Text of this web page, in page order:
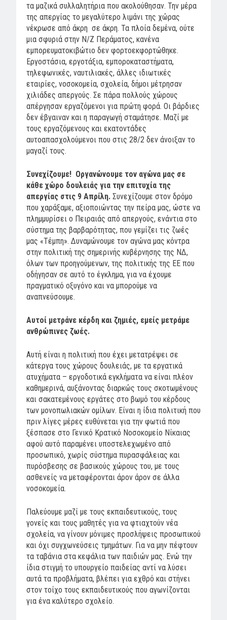
τα μαζικά συλλαλητήρια που ακολούθησαν. Την μέρα
της απεργίας το μεγαλύτερο λιμάνι της χώρας
νέκρωσε από άκρη σε άκρη. Τα πλοία δεμένα, ούτε
μια σφυριά στην Ν/Ζ Περάματος, κανένα
εμπορευματοκιβώτιο δεν φορτοεκφορτώθηκε.
Εργοστάσια, εργοτάξια, εμποροκαταστήματα,
τηλεφωνικές, ναυτιλιακές, άλλες ιδιωτικές
εταιρίες, νοσοκομεία, σχολεία, δήμοι μέτρησαν
χιλιάδες απεργούς. Σε πάρα πολλούς χώρους
απέργησαν εργαζόμενοι για πρώτη φορά. Οι βάρδιες
δεν έβγαιναν και η παραγωγή σταμάτησε. Μαζί με
τους εργαζόμενους και εκατοντάδες
αυτοαπασχολούμενοι που στις 28/2 δεν άνοιξαν το
μαγαζί τους.
Συνεχίζουμε! Οργανώνουμε τον αγώνα μας σε
κάθε χώρο δουλειάς για την επιτυχία της
απεργίας στις 9 Απρίλη. Συνεχίζουμε στον δρόμο
που χαράξαμε, αξιοποιώντας την πείρα μας, ώστε να
πλημμυρίσει ο Πειραιάς από απεργούς, ενάντια στο
σύστημα της βαρβαρότητας, που γεμίζει τις ζωές
μας «Τέμπη». Δυναμώνουμε τον αγώνα μας κόντρα
στην πολιτική της σημερινής κυβέρνησης της ΝΔ,
όλων των προηγούμενων, της πολιτικής της ΕΕ που
οδήγησαν σε αυτό το έγκλημα, για να έχουμε
πραγματικό οξυγόνο και να μπορούμε να
αναπνεύσουμε.
Αυτοί μετράνε κέρδη και ζημιές, εμείς μετράμε
ανθρώπινες ζωές.
Αυτή είναι η πολιτική που έχει μετατρέψει σε
κάτεργα τους χώρους δουλειάς, με τα εργατικά
ατυχήματα – εργοδοτικά εγκλήματα να είναι πλέον
καθημερινά, αυξάνοντας διαρκώς τους σκοτωμένους
και σακατεμένους εργάτες στο βωμό του κέρδους
των μονοπωλιακών ομίλων. Είναι η ίδια πολιτική που
πριν λίγες μέρες ευθύνεται για την φωτιά που
ξέσπασε στο Γενικό Κρατικό Νοσοκομείο Νίκαιας
αφού αυτό παραμένει υποστελεχωμένο από
προσωπικό, χωρίς σύστημα πυρασφάλειας και
πυρόσβεσης σε βασικούς χώρους του, με τους
ασθενείς να μεταφέρονται άρον άρον σε άλλα
νοσοκομεία.
Παλεύουμε μαζί με τους εκπαιδευτικούς, τους
γονείς και τους μαθητές για να φτιαχτούν νέα
σχολεία, να γίνουν μόνιμες προσλήψεις προσωπικού
και όχι συγχωνεύσεις τμημάτων. Για να μην πέφτουν
τα ταβάνια στα κεφάλια των παιδιών μας. Ενώ την
ίδια στιγμή το υπουργείο παιδείας αντί να λύσει
αυτά τα προβλήματα, βλέπει για εχθρό και στήνει
στον τοίχο τους εκπαιδευτικούς που αγωνίζονται
για ένα καλύτερο σχολείο.